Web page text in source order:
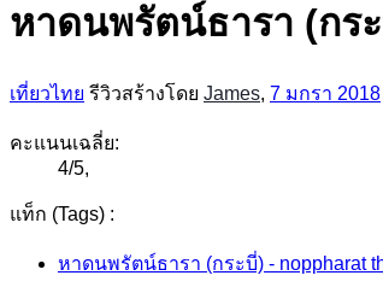
หาดนพรัตน์ธารา (กร
เที่ยวไทย รีวิวสร้างโดย James, 7 มกรา 2018
คะแนนเฉลี่ย:
4/5,
แท็ก (Tags) :
หาดนพรัตน์ธารา (กระบี่) - noppharat